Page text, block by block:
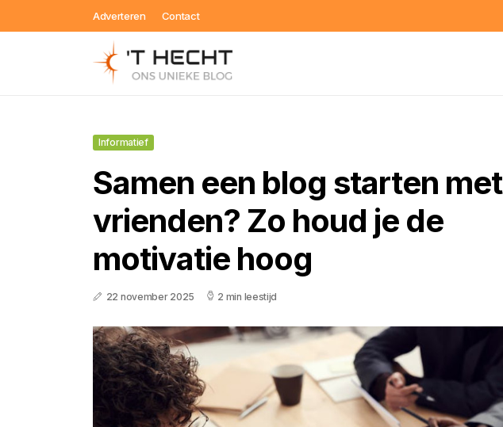
Adverteren Contact
Informatief
Samen een blog starten met
vrienden? Zo houd je de
motivatie hoog
22 november 2025 2 min leestijd